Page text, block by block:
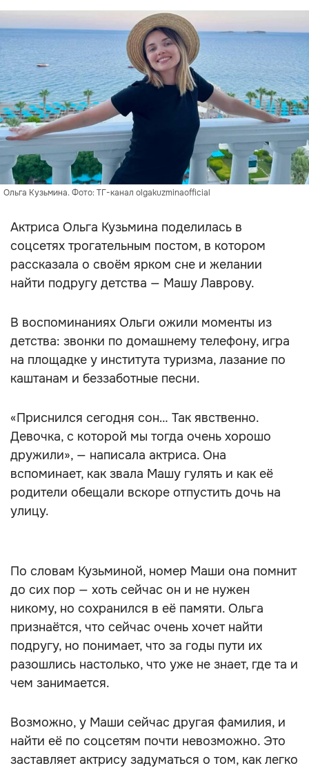
Ольга Кузьмина. Фото: ТГ-канал olgakuzminaofficial
Актриса Ольга Кузьмина поделилась в
соцсетях трогательным постом, в котором
рассказала о своём ярком сне и желании
найти подругу детства — Машу Лаврову.
В воспоминаниях Ольги ожили моменты из
детства: звонки по домашнему телефону, игра
на площадке у института туризма, лазание по
каштанам и беззаботные песни.
«Приснился сегодня сон… Так явственно.
Девочка, с которой мы тогда очень хорошо
дружили», — написала актриса. Она
вспоминает, как звала Машу гулять и как её
родители обещали вскоре отпустить дочь на
улицу.
По словам Кузьминой, номер Маши она помнит
до сих пор — хоть сейчас он и не нужен
никому, но сохранился в её памяти. Ольга
признаётся, что сейчас очень хочет найти
подругу, но понимает, что за годы пути их
разошлись настолько, что уже не знает, где та и
чем занимается.
Возможно, у Маши сейчас другая фамилия, и
найти её по соцсетям почти невозможно. Это
заставляет актрису задуматься о том, как легко